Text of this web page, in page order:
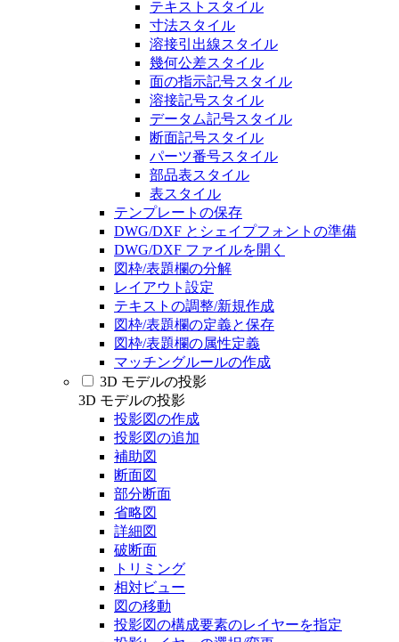
テキストスタイル
寸法スタイル
溶接引出線スタイル
幾何公差スタイル
面の指示記号スタイル
溶接記号スタイル
データム記号スタイル
断面記号スタイル
パーツ番号スタイル
部品表スタイル
表スタイル
テンプレートの保存
DWG/DXF とシェイプフォントの準備
DWG/DXF ファイルを開く
図枠/表題欄の分解
レイアウト設定
テキストの調整/新規作成
図枠/表題欄の定義と保存
図枠/表題欄の属性定義
マッチングルールの作成
3D モデルの投影
3D モデルの投影
投影図の作成
投影図の追加
補助図
断面図
部分断面
省略図
詳細図
破断面
トリミング
相対ビュー
図の移動
投影図の構成要素のレイヤーを指定